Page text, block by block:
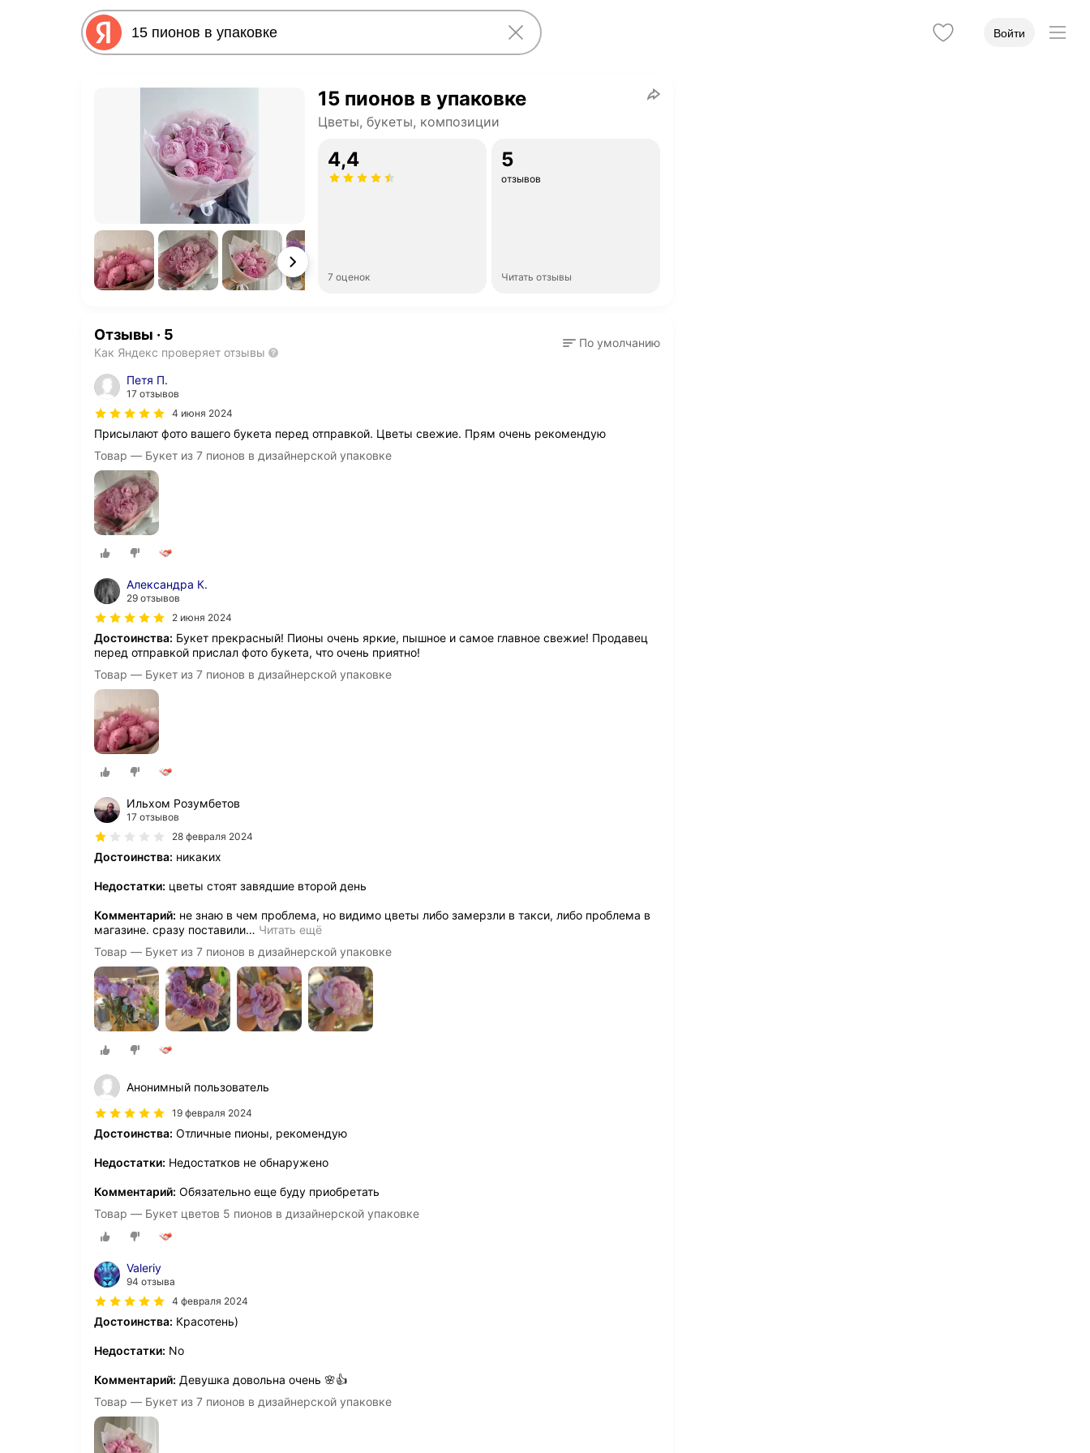
Войти
15 пионов в упаковке
Цветы, букеты, композиции
4,4
7 оценок
5
отзывов
Читать отзывы
Отзывы · 5
Как Яндекс проверяет отзывы
По умолчанию
Петя П.
17 отзывов
4 июня 2024
Присылают фото вашего букета перед отправкой. Цветы свежие. Прям очень рекомендую
Товар — Букет из 7 пионов в дизайнерской упаковке
Александра К.
29 отзывов
2 июня 2024
Достоинства: Букет прекрасный! Пионы очень яркие, пышное и самое главное свежие! Продавец
перед отправкой прислал фото букета, что очень приятно!
Товар — Букет из 7 пионов в дизайнерской упаковке
Ильхом Розумбетов
17 отзывов
28 февраля 2024
Достоинства: никаких
Недостатки: цветы стоят завядшие второй день
Комментарий: не знаю в чем проблема, но видимо цветы либо замерзли в такси, либо проблема в
магазине. сразу поставили… Читать ещё
Товар — Букет из 7 пионов в дизайнерской упаковке
Анонимный пользователь
19 февраля 2024
Достоинства: Отличные пионы, рекомендую
Недостатки: Недостатков не обнаружено
Комментарий: Обязательно еще буду приобретать
Товар — Букет цветов 5 пионов в дизайнерской упаковке
Valeriy
94 отзыва
4 февраля 2024
Достоинства: Красотень)
Недостатки: No
Комментарий: Девушка довольна очень 🌸👍
Товар — Букет из 7 пионов в дизайнерской упаковке